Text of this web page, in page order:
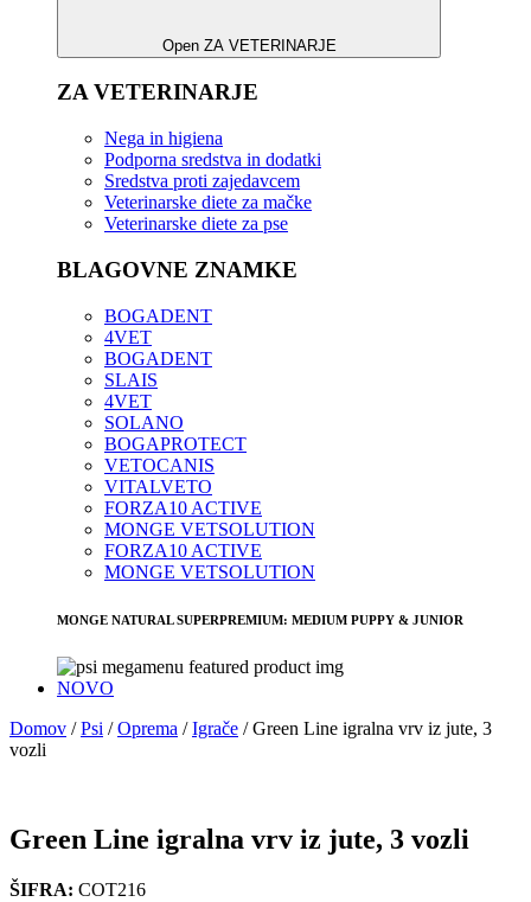
Open ZA VETERINARJE
ZA VETERINARJE
Nega in higiena
Podporna sredstva in dodatki
Sredstva proti zajedavcem
Veterinarske diete za mačke
Veterinarske diete za pse
BLAGOVNE ZNAMKE
BOGADENT
4VET
BOGADENT
SLAIS
4VET
SOLANO
BOGAPROTECT
VETOCANIS
VITALVETO
FORZA10 ACTIVE
MONGE VETSOLUTION
FORZA10 ACTIVE
MONGE VETSOLUTION
MONGE NATURAL SUPERPREMIUM: MEDIUM PUPPY & JUNIOR
NOVO
Domov /Psi /Oprema /Igrače /Green Line igralna vrv iz jute, 3
vozli
Green Line igralna vrv iz jute, 3 vozli
ŠIFRA: COT216